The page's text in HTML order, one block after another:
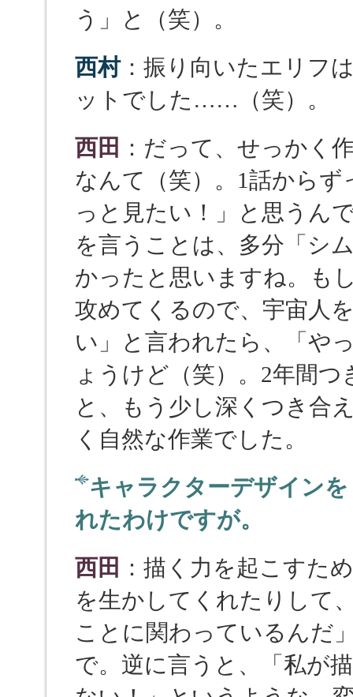
う」と（笑）。
西村：振り向いたエリフ
ットでした……（笑）。
西田 ：だって、せっかく
なんて（笑）。1話から
っと見たい！」と思うん
を言うことは、多分「シ
かったと思いますね。も
攻めてくるので、宇宙人
い」と言われたら、「や
ょうけど（笑）。2年間
と、もう少し深くつき合
く自然な作業でした。
キャラクターデザイン
れたわけですが。
西田 ：描く力を起こすた
を生かしてくれたりして
ことに関わっているんだ
で。逆に言うと、「私が